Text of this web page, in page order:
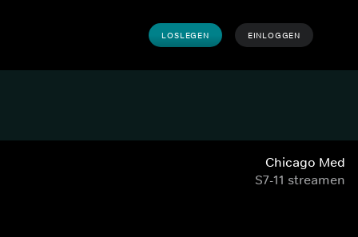
LOSLEGEN EINLOGGEN
Chicago Med
S7-11 streamen